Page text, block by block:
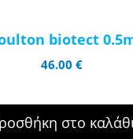
biotect
46.00€
στο